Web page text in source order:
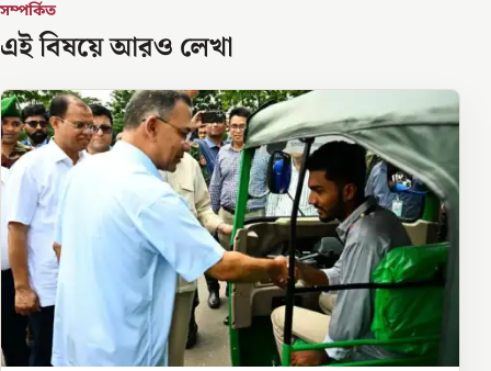
সম্পর্কিত
এই বিষয়ে আরও লেখা